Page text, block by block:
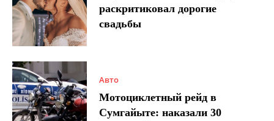
раскритиковал дорогие
свадьбы
Авто
Мотоциклетный рейд в
Сумгайыте: наказали 30